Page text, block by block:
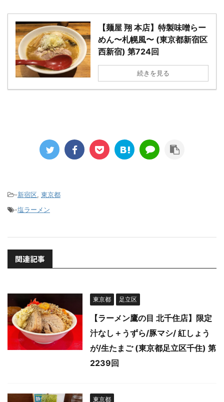
【麺屋 翔 本店】特製味噌らー
めん〜札幌風〜 (東京都新宿区
西新宿) 第724回
続きを見る
-新宿区, 東京都
-塩ラーメン
関連記事
東京都 足立区
【ラーメン鷹の目 北千住店】限定
汁なし＋うずら/豚マシ/ 紅しょう
が/生たまご (東京都足立区千住) 第
2239回
東京都